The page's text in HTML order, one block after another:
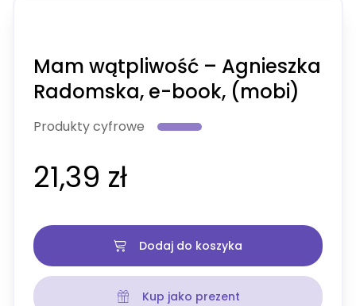
Mam wątpliwość – Agnieszka
Radomska, e-book, (mobi)
Produkty cyfrowe
21,39 zł
Dodaj do koszyka
Kup jako prezent